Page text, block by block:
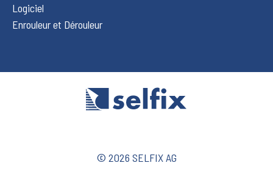
Logiciel
Enrouleur et Dérouleur
© 2026 SELFIX AG